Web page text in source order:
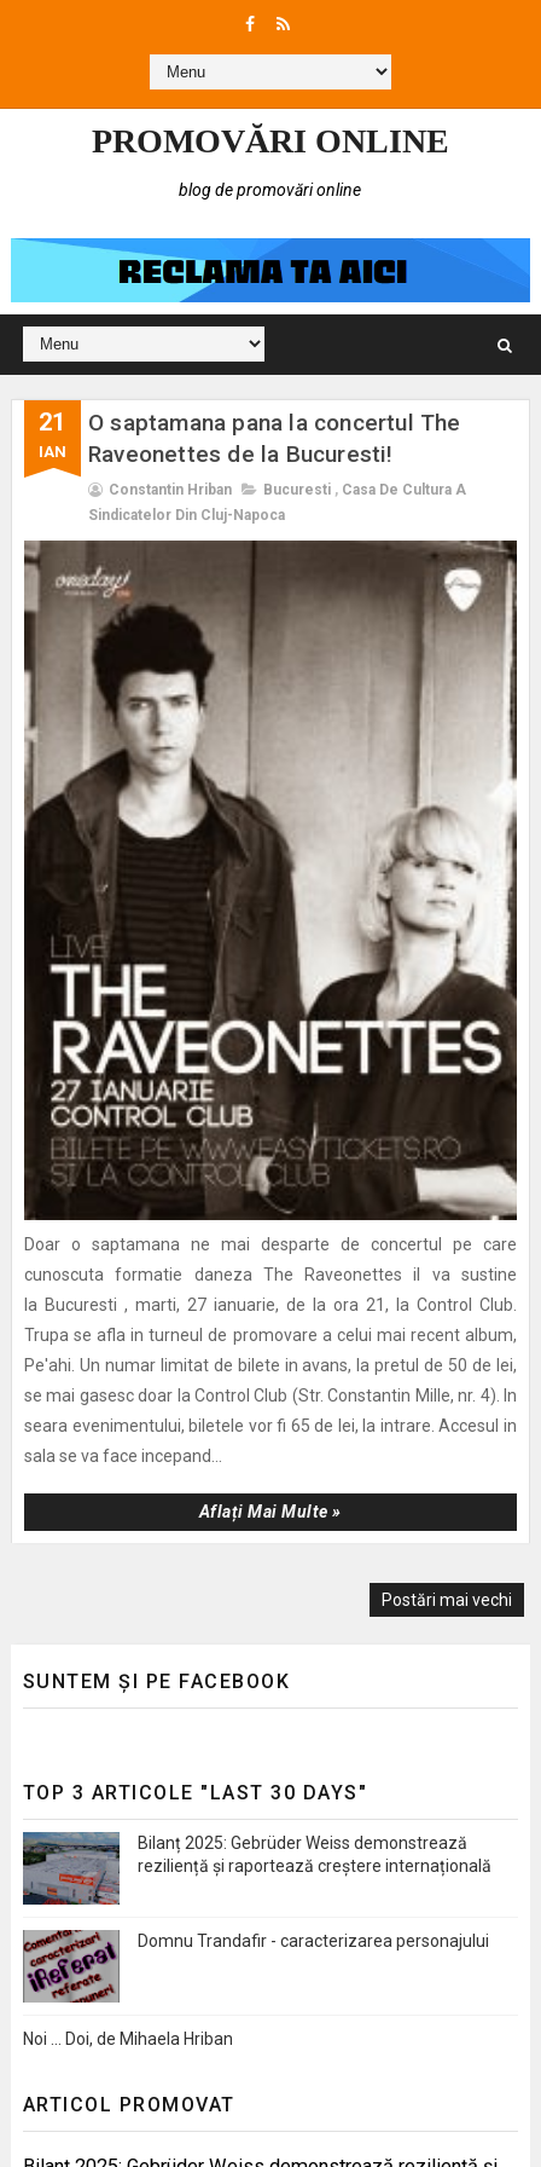
PROMOVĂRI ONLINE
blog de promovări online
21
IAN
O saptamana pana la concertul The
Raveonettes de la Bucuresti!
Constantin Hriban Bucuresti , Casa De Cultura A
Sindicatelor Din Cluj-Napoca
Doar o saptamana ne mai desparte de concertul pe care
cunoscuta formatie daneza The Raveonettes il va sustine
la Bucuresti , marti, 27 ianuarie, de la ora 21, la Control Club.
Trupa se afla in turneul de promovare a celui mai recent album,
Pe'ahi. Un numar limitat de bilete in avans, la pretul de 50 de lei,
se mai gasesc doar la Control Club (Str. Constantin Mille, nr. 4). In
seara evenimentului, biletele vor fi 65 de lei, la intrare. Accesul in
sala se va face incepand...
Aflați Mai Multe »
Postări mai vechi
SUNTEM ȘI PE FACEBOOK
TOP 3 ARTICOLE "LAST 30 DAYS"
Bilanț 2025: Gebrüder Weiss demonstrează
reziliență și raportează creștere internațională
Domnu Trandafir - caracterizarea personajului
Noi … Doi, de Mihaela Hriban
ARTICOL PROMOVAT